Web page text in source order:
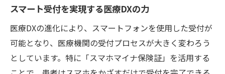
スマート受付を実現する医療DXの力
医療DXの進化により、スマートフォンを使用した受付が
可能となり、医療機関の受付プロセスが大きく変わろう
としています。特に「スマホマイナ保険証」を活用する